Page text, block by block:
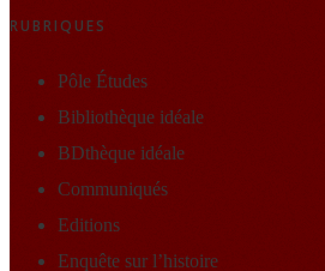
RUBRIQUES
Pôle Études
Bibliothèque idéale
BDthèque idéale
Communiqués
Editions
Enquête sur l’histoire